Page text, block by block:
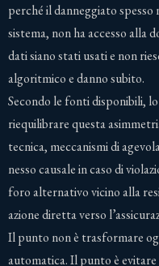
perché il danneggiato
sistema, non ha accesso alla
dati siano stati usati e non
algoritmico e danno subito.
Secondo le fonti disponibili,
riequilibrare questa
tecnica, meccanismi di
nesso causale in caso di
foro alternativo vicino alla
azione diretta verso
Il punto non è trasformare
automatica. Il punto è evitare